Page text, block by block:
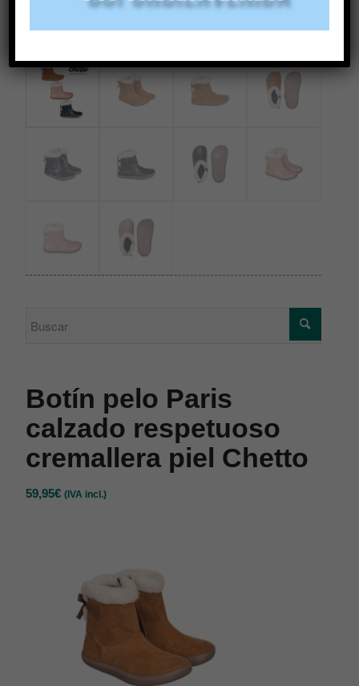
Botín pelo Paris
calzado respetuoso
cremallera piel Chetto
59,95€ (IVA incl.)